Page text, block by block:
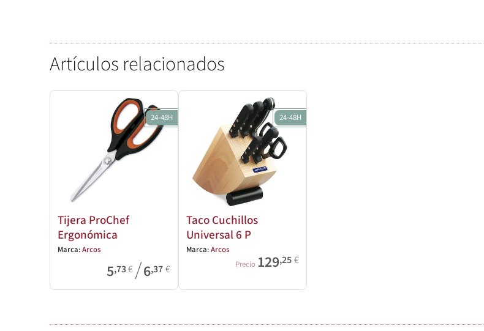
Artículos relacionados
24-48H
Tijera ProChef
Ergonómica
Marca:Arcos
5,73€/6,37€
24-48H
Taco Cuchillos
Universal 6 P
Marca:Arcos
Precio 129,25€